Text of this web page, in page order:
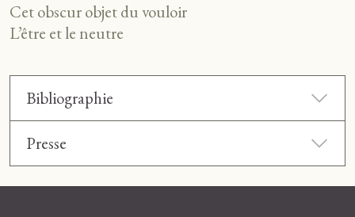
Cet obscur objet du vouloir
L’être et le neutre
Bibliographie
Presse